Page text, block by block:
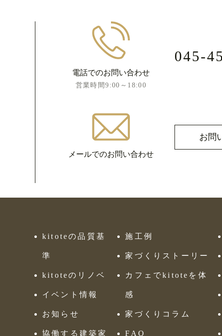
電話でのお問い合わせ
営業時間9:00～18:00
045-
メールでのお問い合わせ
お問
kitoteの品質基
準
kitoteのリノベ
イベント情報
お知らせ
協働する建築家
施工例
家づくりストーリー
カフェでkitoteを体
感
家づくりコラム
FAQ